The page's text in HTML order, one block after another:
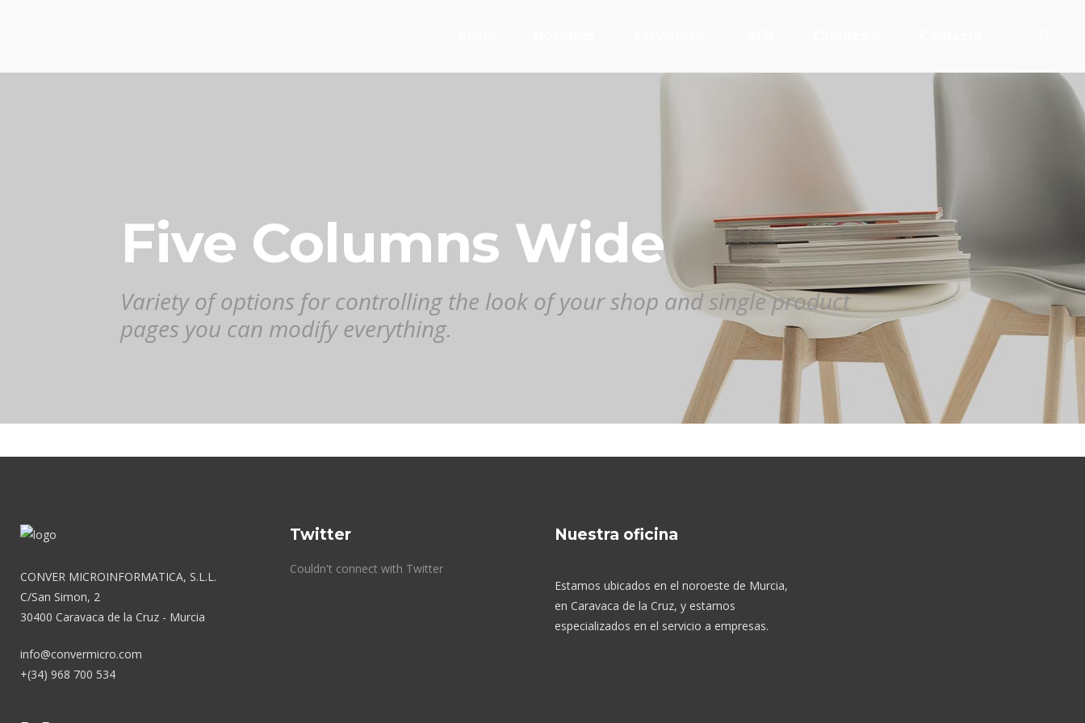
Five Columns Wide
Variety of options for controlling the look of your shop and single product
pages you can modify everything.
CONVER MICROINFORMATICA, S.L.L.
C/San Simon, 2
30400 Caravaca de la Cruz - Murcia
info@convermicro.com
+(34) 968 700 534
Twitter
Couldn't connect with Twitter
Nuestra oficina
Estamos ubicados en el noroeste de Murcia,
en Caravaca de la Cruz, y estamos
especializados en el servicio a empresas.